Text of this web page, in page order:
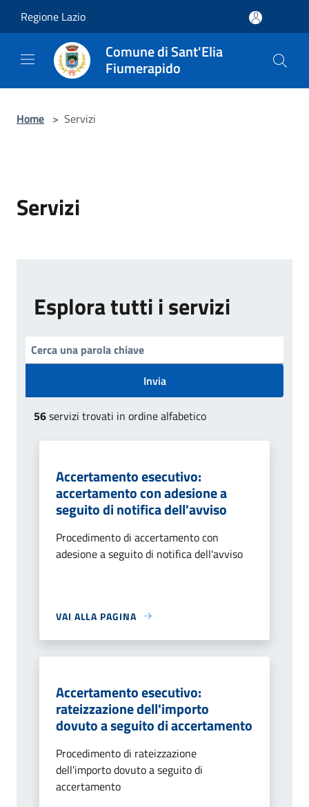
Regione Lazio
Comune di Sant'Elia
Fiumerapido
Home > Servizi
Servizi
Esplora tutti i servizi
Invia
56servizi trovati in ordine alfabetico
Accertamento esecutivo:
accertamento con adesione a
seguito di notifica dell'avviso
Procedimento di accertamento con
adesione a seguito di notifica dell'avviso
VAI ALLA PAGINA
Accertamento esecutivo:
rateizzazione dell'importo
dovuto a seguito di accertamento
Procedimento di rateizzazione
dell'importo dovuto a seguito di
accertamento